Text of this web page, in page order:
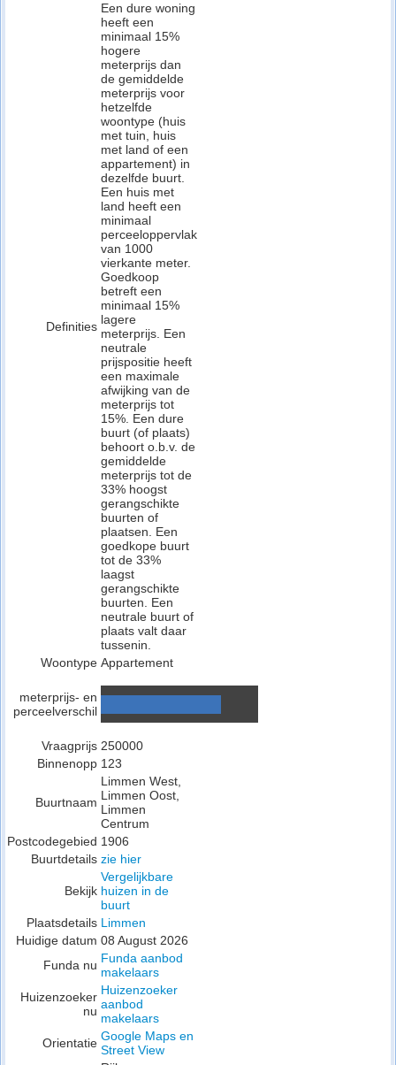
Definities
Een dure woning
heeft een
minimaal 15%
hogere
meterprijs dan
de gemiddelde
meterprijs voor
hetzelfde
woontype (huis
met tuin, huis
met land of een
appartement) in
dezelfde buurt.
Een huis met
land heeft een
minimaal
perceeloppervlak
van 1000
vierkante meter.
Goedkoop
betreft een
minimaal 15%
lagere
meterprijs. Een
neutrale
prijspositie heeft
een maximale
afwijking van de
meterprijs tot
15%. Een dure
buurt (of plaats)
behoort o.b.v. de
gemiddelde
meterprijs tot de
33% hoogst
gerangschikte
buurten of
plaatsen. Een
goedkope buurt
tot de 33%
laagst
gerangschikte
buurten. Een
neutrale buurt of
plaats valt daar
tussenin.
Woontype Appartement
meterprijs- en
perceelverschil
Vraagprijs 250000
Binnenopp 123
Buurtnaam
Limmen West,
Limmen Oost,
Limmen
Centrum
Postcodegebied 1906
Buurtdetails zie hier
Bekijk
Vergelijkbare
huizen in de
buurt
Plaatsdetails Limmen
Huidige datum 08 August 2026
Funda nu Funda aanbod
makelaars
Huizenzoeker
nu
Huizenzoeker
aanbod
makelaars
Orientatie Google Maps en
Street View